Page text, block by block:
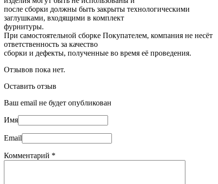
после сборки должны быть закрыты технологическими
заглушками, входящими в комплект
фурнитуры.
При самостоятельной сборке Покупателем, компания не несёт
ответственность за качество
сборки и дефекты, полученные во время её проведения.
Отзывов пока нет.
Оставить отзыв
Ваш email не будет опубликован
Имя
Email
Комментарий *